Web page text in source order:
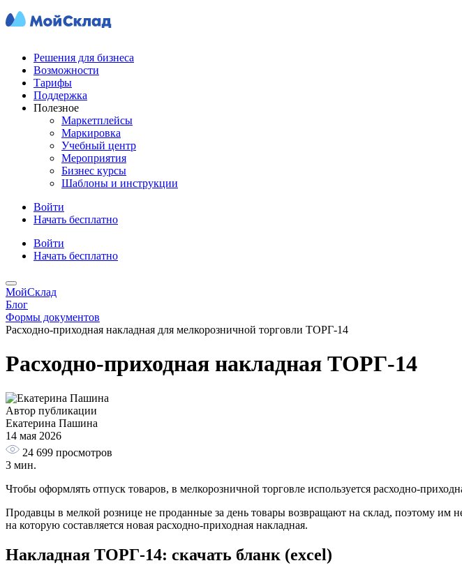
Решения для бизнеса
Возможности
Тарифы
Поддержка
Полезное
Маркетплейсы
Маркировка
Учебный центр
Мероприятия
Бизнес курсы
Шаблоны и инструкции
Войти
Начать бесплатно
Войти
Начать бесплатно
МойСклад
Блог
Формы документов
Расходно-приходная накладная для мелкорозничной торговли ТОРГ-14
Расходно-приходная накладная ТОРГ-14
Автор публикации
Екатерина Пашина
14 мая 2026
24 699 просмотров
3 мин.
Чтобы оформлять отпуск товаров, в мелкорозничной торговле используется расходно-
Продавцы в мелкой рознице не проданные за день товары возвращают на склад, поэтому
на которую составляется новая расходно-приходная накладная.
Накладная ТОРГ-14: скачать бланк (excel)